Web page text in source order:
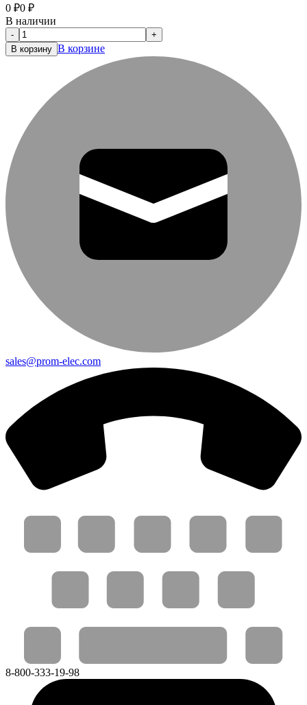
0 ₽0 ₽
В наличии
-
+
В корзину В корзине
sales@prom-elec.com
8-800-333-19-98